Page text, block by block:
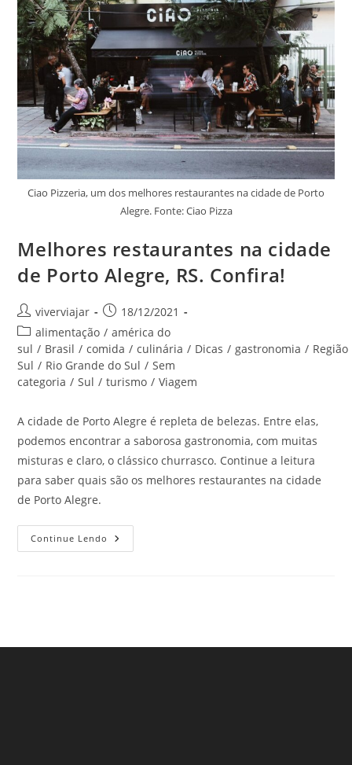
Ciao Pizzeria, um dos melhores restaurantes na cidade de Porto
Alegre. Fonte: Ciao Pizza
Melhores restaurantes na cidade
de Porto Alegre, RS. Confira!
Autor
do
post:
viverviajar
Post
publicado:
18/12/2021
Categoria
do
post:
alimentação / américa do
sul / Brasil / comida / culinária / Dicas / gastronomia / Região
Sul / Rio Grande do Sul / Sem
categoria / Sul / turismo / Viagem
A cidade de Porto Alegre é repleta de belezas. Entre elas,
podemos encontrar a saborosa gastronomia, com muitas
misturas e claro, o clássico churrasco. Continue a leitura
para saber quais são os melhores restaurantes na cidade
de Porto Alegre.
Continue Lendo Melhores
Restaurantes